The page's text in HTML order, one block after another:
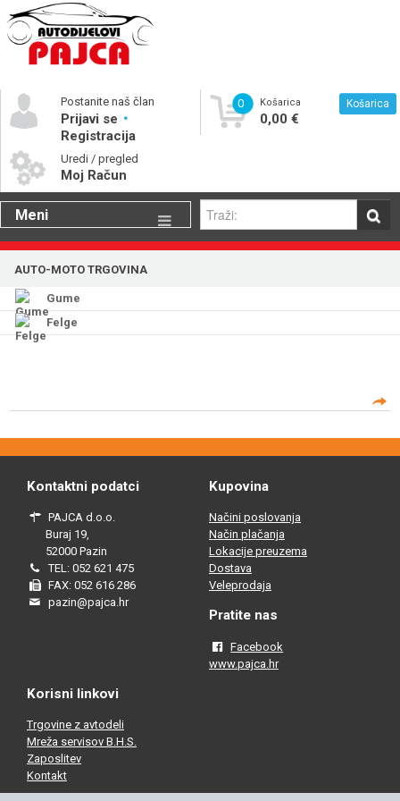
Postanite naš član
Prijavi se
Registracija
Uredi / pregled
Moj Račun
0 Košarica
0,00 €
Košarica
Meni
Gume
Katalog rezervnih dijelova
AUTO-MOTO TRGOVINA
Gume
Felge
Kontaktni podatci
PAJCA d.o.o.
Buraj 19,
52000 Pazin
TEL: 052 621 475
FAX: 052 616 286
pazin@pajca.hr
Kupovina
Načini poslovanja
Način plačanja
Lokacije preuzema
Dostava
Veleprodaja
Pratite nas
Facebook
www.pajca.hr
Korisni linkovi
Trgovine z avtodeli
Mreža servisov B.H.S.
Zaposlitev
Kontakt